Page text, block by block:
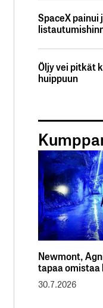
SpaceX
Öljy vei pitkät
huippuun
Newmont,
tapaa
30.7.2026